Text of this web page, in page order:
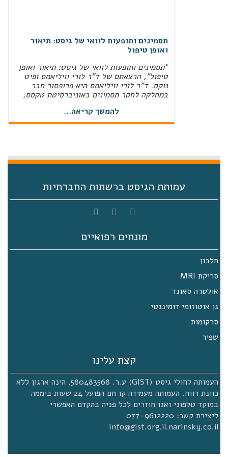
ואופן טיפול
"תסמינים ותופעות לוואי של גיסט: תיאור ואופן
טיפול", הרצאתם של ד"ר לורי וויליאמס ופיט
נוקס. ד"ר לורי וויליאמס היא פרופסור חבר
במחלקה לחקר תסמינים באוניברסיטת טקסס,
MD Anderson Cancer Center‏, ואחות
מוסמכת בסיעוד אונקולוגי מתקדם. פיט נוקס
Group‏, והוא חבר מוערך בצוות "עולם אמיתי"
ניהול הטיפול הפומי
חוברת ניהול הטיפול הפומי הדפס ושלח מושגים
קשורים:מילת מפתח: קינאזמילת מפתח:
כרומוזוםמילת מפתח: חלבוןמילת מפתח:
אנזיםמילת מפתח: מסייעמילת מפתח: רקמות
יום עיון מרכז רפואי תל אביב 27.11.2019
הרצאות יום העיון, הסרטונים, התמונות ואת
מיטוב הטיפול בגיסט
מיטוב הטיפול בגיסט, הרצאתו של ד"ר פיטר
רייכארדט, ראש המחלקה לאונקולוגיה ולטיפול
פליאטיבי ומנהל המרכז לסרטן במרכז לסרקומה
בבית החולים Helios Klinikum Berlin-Buch
שבברלין, גרמניה. ד"ר רייכארדט הוא אחד
השותפים של ההנחיות העדכניות של האגודה
להמשך קריאה...
עמותת הגיסט ברשתות החברתיות
מונחים רפואיים
חלבון
סריקת MRI
אולטרה סאונד
גן אוטוזומי דומיננטי
סרקומות
שפיר
קצת עלינו
העמותה לחולי גיסט (GIST) ע.ר. 580483568, הינה ארגון ללא
כוונת רווח. העמותה מעמידה קו חם הפועל 24 שעות ביממה
במוקד טלפוני ואנו חוזרים לכל פניה בהקדם האפשרי
ליצירת קשר: 077-9612220
info@gist.org.il.narinsky.co.il